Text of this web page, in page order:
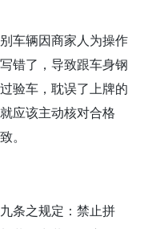
车辆因商家人为操作
错了，导致跟车身钢
验车，耽误了上牌的
应该主动核对合格
。
条之规定：禁止拼